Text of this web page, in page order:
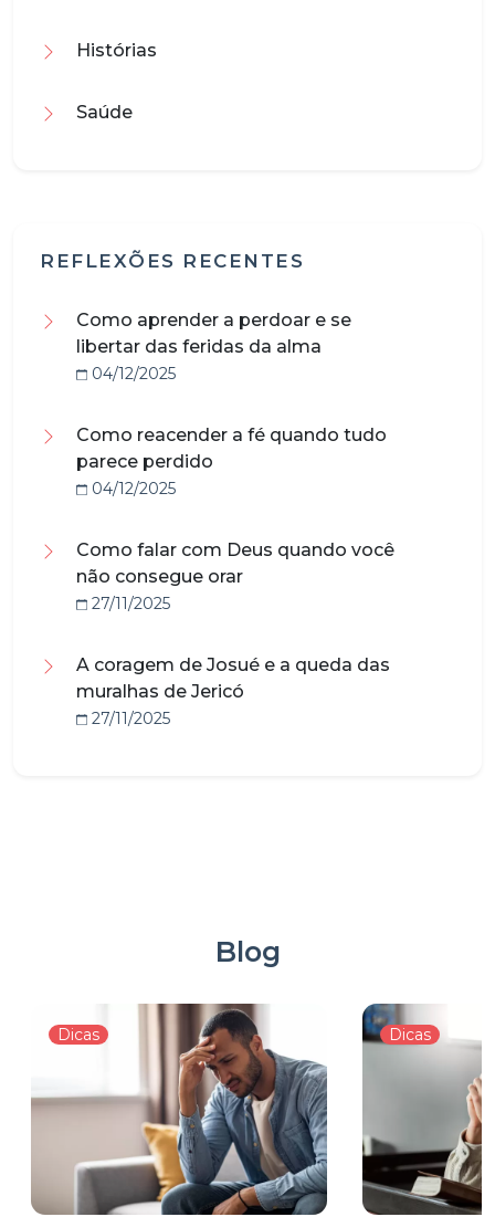
Histórias
Saúde
REFLEXÕES RECENTES
Como aprender a perdoar e se
libertar das feridas da alma
04/12/2025
Como reacender a fé quando tudo
parece perdido
04/12/2025
Como falar com Deus quando você
não consegue orar
27/11/2025
A coragem de Josué e a queda das
muralhas de Jericó
27/11/2025
Blog
Dicas Dicas